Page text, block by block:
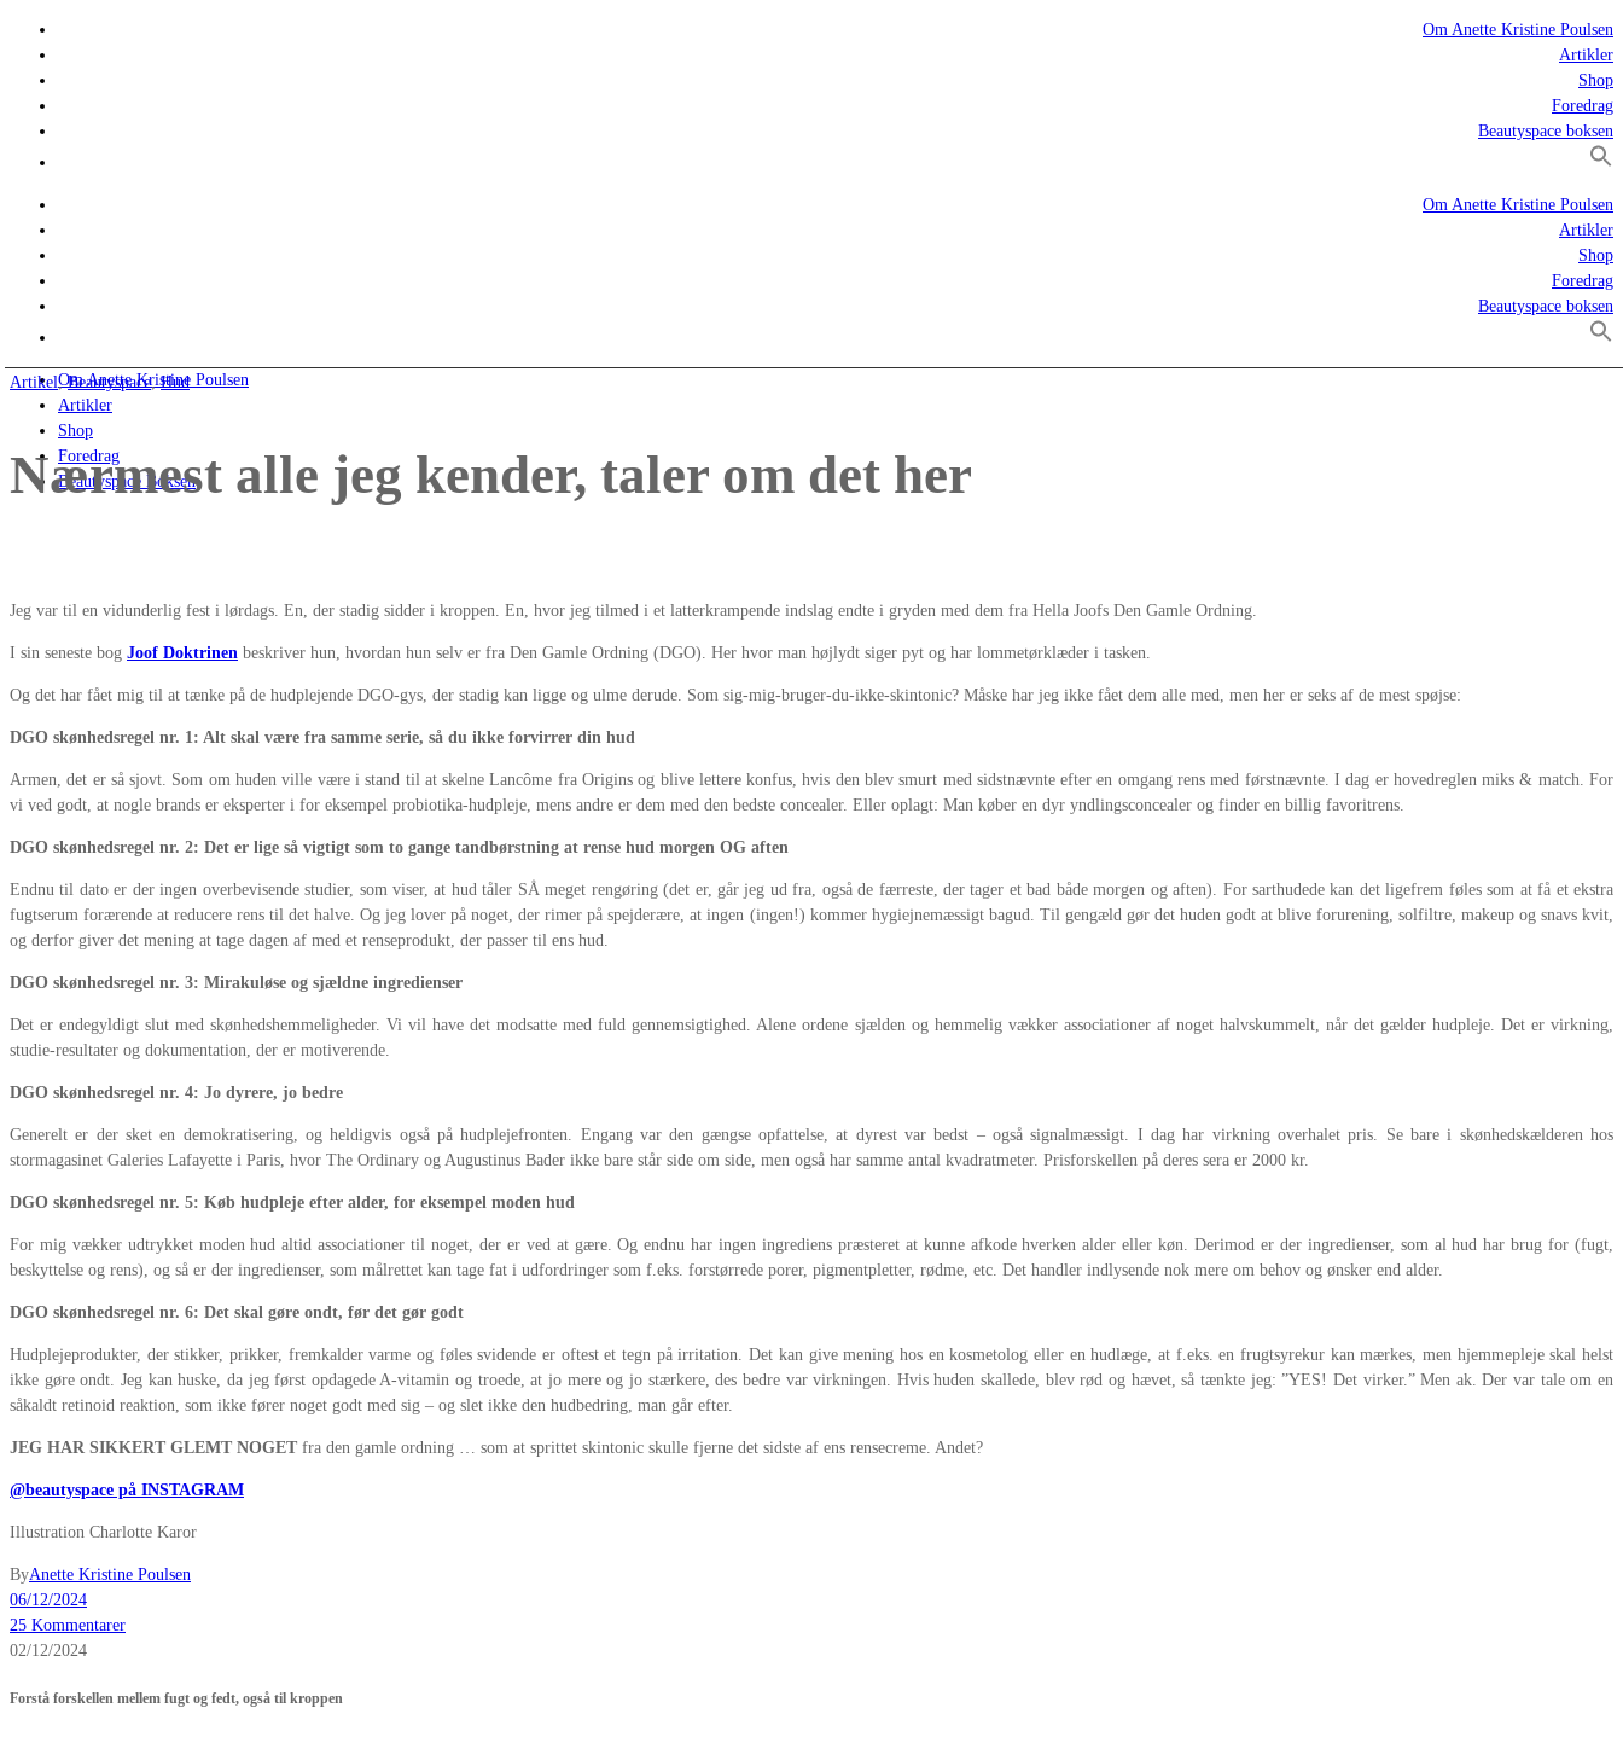
Om Anette Kristine Poulsen
Artikler
Shop
Foredrag
Beautyspace boksen
Om Anette Kristine Poulsen
Artikler
Shop
Foredrag
Beautyspace boksen
Om Anette Kristine Poulsen
Artikler
Shop
Foredrag
Beautyspace Boksen
Artikel,Beautyspace,Hud
Nærmest alle jeg kender, taler om det her
Jeg var til en vidunderlig fest i lørdags. En, der stadig sidder i kroppen. En, hvor jeg tilmed i et latterkrampende indslag endte i gryden med dem fra Hella Joofs Den Gamle Ordning.
I sin seneste bog Joof Doktrinen beskriver hun, hvordan hun selv er fra Den Gamle Ordning (DGO). Her hvor man højlydt siger pyt og har lommetørklæder i tasken.
Og det har fået mig til at tænke på de hudplejende DGO-gys, der stadig kan ligge og ulme derude. Som sig-mig-bruger-du-ikke-skintonic? Måske har jeg ikke fået dem alle med, men her er seks af de mest spøjse:
DGO skønhedsregel nr. 1: Alt skal være fra samme serie, så du ikke forvirrer din hud
Armen, det er så sjovt. Som om huden ville være i stand til at skelne Lancôme fra Origins og blive lettere konfus, hvis den blev smurt med sidstnævnte efter en omgang rens med førstnævnte. I dag er hovedreglen miks & match. For
vi ved godt, at nogle brands er eksperter i for eksempel probiotika-hudpleje, mens andre er dem med den bedste concealer. Eller oplagt: Man køber en dyr yndlingsconcealer og finder en billig favoritrens.
DGO skønhedsregel nr. 2: Det er lige så vigtigt som to gange tandbørstning at rense hud morgen OG aften
Endnu til dato er der ingen overbevisende studier, som viser, at hud tåler SÅ meget rengøring (det er, går jeg ud fra, også de færreste, der tager et bad både morgen og aften). For sarthudede kan det ligefrem føles som at få et ekstra
fugtserum forærende at reducere rens til det halve. Og jeg lover på noget, der rimer på spejderære, at ingen (ingen!) kommer hygiejnemæssigt bagud. Til gengæld gør det huden godt at blive forurening, solfiltre, makeup og snavs kvit,
og derfor giver det mening at tage dagen af med et renseprodukt, der passer til ens hud.
DGO skønhedsregel nr. 3: Mirakuløse og sjældne ingredienser
Det er endegyldigt slut med skønhedshemmeligheder. Vi vil have det modsatte med fuld gennemsigtighed. Alene ordene sjælden og hemmelig vækker associationer af noget halvskummelt, når det gælder hudpleje. Det er virkning,
studie-resultater og dokumentation, der er motiverende.
DGO skønhedsregel nr. 4: Jo dyrere, jo bedre
Generelt er der sket en demokratisering, og heldigvis også på hudplejefronten. Engang var den gængse opfattelse, at dyrest var bedst – også signalmæssigt. I dag har virkning overhalet pris. Se bare i skønhedskælderen hos
stormagasinet Galeries Lafayette i Paris, hvor The Ordinary og Augustinus Bader ikke bare står side om side, men også har samme antal kvadratmeter. Prisforskellen på deres sera er 2000 kr.
DGO skønhedsregel nr. 5: Køb hudpleje efter alder, for eksempel moden hud
For mig vækker udtrykket moden hud altid associationer til noget, der er ved at gære. Og endnu har ingen ingrediens præsteret at kunne afkode hverken alder eller køn. Derimod er der ingredienser, som al hud har brug for (fugt,
beskyttelse og rens), og så er der ingredienser, som målrettet kan tage fat i udfordringer som f.eks. forstørrede porer, pigmentpletter, rødme, etc. Det handler indlysende nok mere om behov og ønsker end alder.
DGO skønhedsregel nr. 6: Det skal gøre ondt, før det gør godt
Hudplejeprodukter, der stikker, prikker, fremkalder varme og føles svidende er oftest et tegn på irritation. Det kan give mening hos en kosmetolog eller en hudlæge, at f.eks. en frugtsyrekur kan mærkes, men hjemmepleje skal helst
ikke gøre ondt. Jeg kan huske, da jeg først opdagede A-vitamin og troede, at jo mere og jo stærkere, des bedre var virkningen. Hvis huden skallede, blev rød og hævet, så tænkte jeg: ”YES! Det virker.” Men ak. Der var tale om en
såkaldt retinoid reaktion, som ikke fører noget godt med sig – og slet ikke den hudbedring, man går efter.
JEG HAR SIKKERT GLEMT NOGET fra den gamle ordning … som at sprittet skintonic skulle fjerne det sidste af ens rensecreme. Andet?
@beautyspace på INSTAGRAM
Illustration Charlotte Karor
ByAnette Kristine Poulsen
06/12/2024
25 Kommentarer
02/12/2024
Forstå forskellen mellem fugt og fedt, også til kroppen